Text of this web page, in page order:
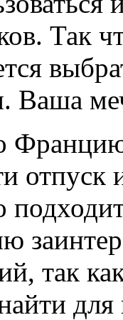
Так
Ваша
Францию
так
для